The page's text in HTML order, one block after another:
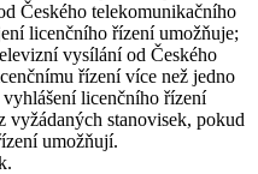
Českého telekomunikačního
licenčního řízení umožňuje;
vysílání od Českého
řízení více než jedno
licenčního řízení
vyžádaných stanovisek, pokud
umožňují.